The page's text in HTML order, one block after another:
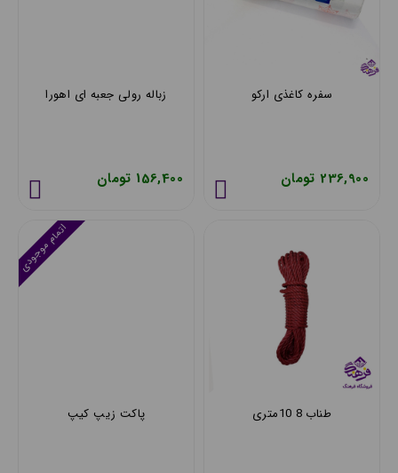
سفره کاغذی ارکو
236,900 تومان
زباله رولی جعبه ای اهورا
156,400 تومان
طناب 8 10متری
اتمام موجودی
پاکت زیپ کیپ